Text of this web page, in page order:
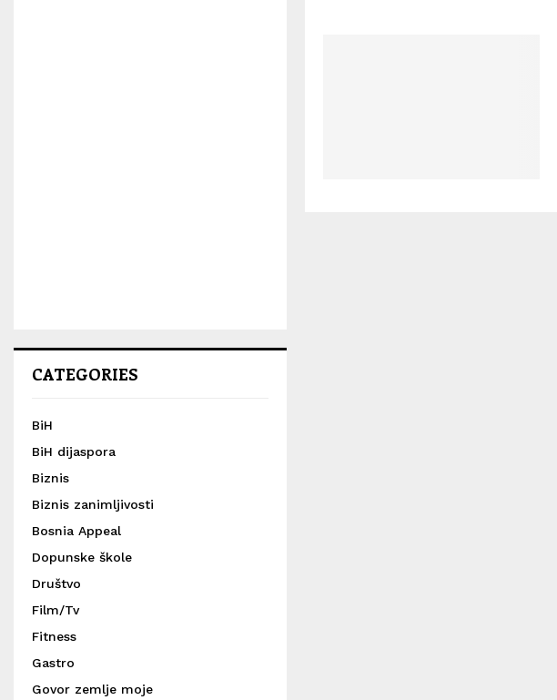
CATEGORIES
BiH
BiH dijaspora
Biznis
Biznis zanimljivosti
Bosnia Appeal
Dopunske škole
Društvo
Film/Tv
Fitness
Gastro
Govor zemlje moje